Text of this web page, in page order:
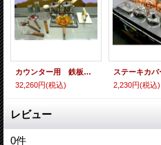
カウンター用 鉄板焼き小物セット 即納可
32,260円(税込)
2,230円(税込)
レビュー
0件